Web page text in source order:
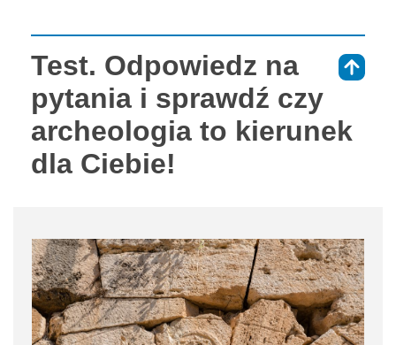
Test. Odpowiedz na
pytania i sprawdź czy
archeologia to kierunek
dla Ciebie!